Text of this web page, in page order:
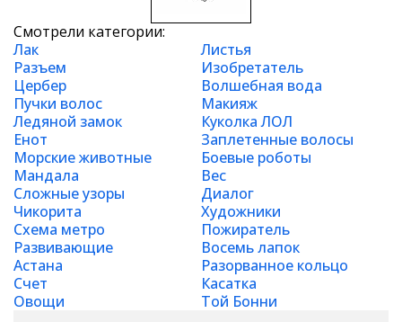
Смотрели категории:
Лак
Листья
Разъем
Изобретатель
Цербер
Волшебная вода
Пучки волос
Макияж
Ледяной замок
Куколка ЛОЛ
Енот
Заплетенные волосы
Морские животные
Боевые роботы
Мандала
Вес
Сложные узоры
Диалог
Чикорита
Художники
Схема метро
Пожиратель
Развивающие
Восемь лапок
Астана
Разорванное кольцо
Счет
Касатка
Овощи
Той Бонни